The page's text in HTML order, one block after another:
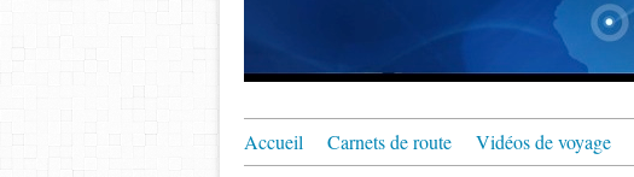
Accueil Carnets de route Vidéos de voyage